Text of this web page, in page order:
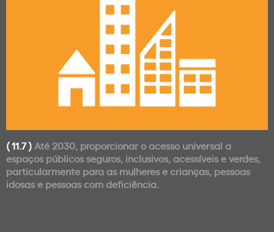
( 11.7 )Até 2030, proporcionar o acesso universal a
espaços públicos seguros, inclusivos, acessíveis e verdes,
particularmente para as mulheres e crianças, pessoas
idosas e pessoas com deficiência.